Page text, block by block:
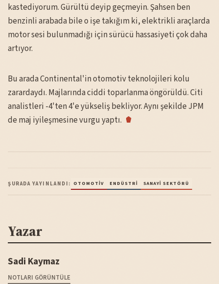
kastediyorum. Gürültü deyip geçmeyin. Şahsen ben
benzinli arabada bile o işe takığım ki, elektrikli araçlarda
motor sesi bulunmadığı için sürücü hassasiyeti çok daha
artıyor.
Bu arada Continental'in otomotiv teknolojileri kolu
zarardaydı. Majlarında ciddi toparlanma öngörüldü. Citi
analistleri -4'ten 4'e yükseliş bekliyor. Aynı şekilde JPM
de maj iyileşmesine vurgu yaptı.
ŞURADA YAYINLANDI: OTOMOTIV ENDÜSTRI SANAYI SEKTÖRÜ
Yazar
Sadi Kaymaz
NOTLARI GÖRÜNTÜLE